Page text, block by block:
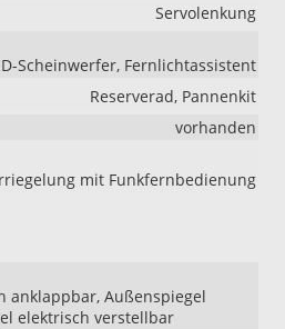
Servolenkung
Scheinwerfer, Fernlichtassistent
Reserverad, Pannenkit
vorhanden
mit Funkfernbedienung
anklappbar, Außenspiegel
elektrisch verstellbar